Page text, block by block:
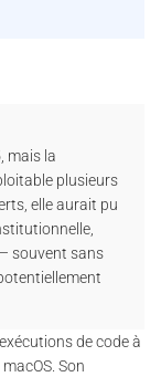
, mais la
plusieurs
elle aurait pu
souvent sans
de code à
Son